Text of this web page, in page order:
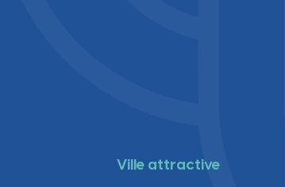
Ville attractive